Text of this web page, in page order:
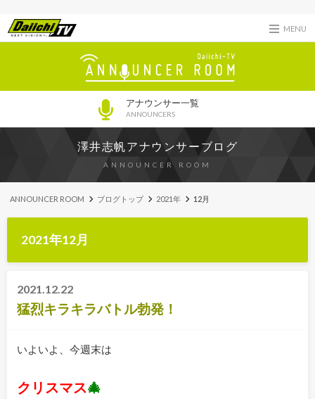
MENU
アナウンサー一覧
ANNOUNCERS
澤井志帆アナウンサーブログ
ANNOUNCER ROOM
ANNOUNCER ROOM ブログトップ 2021年 12月
2021年12月
2021.12.22
猛烈キラキラバトル勃発！
いよいよ、今週末は
クリスマス🎄